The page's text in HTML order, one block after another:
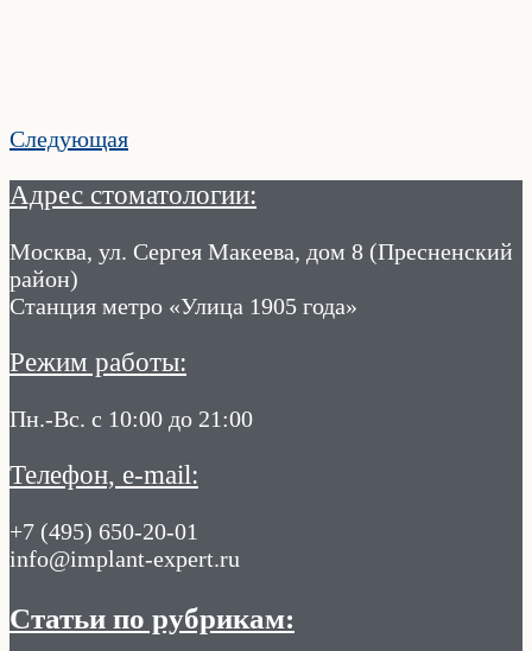
Следующая
Адрес стоматологии:
Москва, ул. Сергея Макеева, дом 8 (Пресненский
район)
Станция метро «Улица 1905 года»
Режим работы:
Пн.-Вс. с 10:00 до 21:00
Телефон, e-mail:
+7 (495) 650-20-01
info@implant-expert.ru
Статьи по рубрикам: